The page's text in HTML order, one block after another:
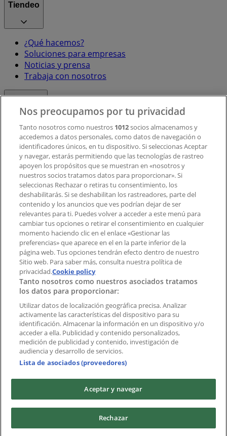
Tiendeo
¿Qué hacemos?
Soluciones para empresas
Noticias y prensa
Trabaja con nosotros
Contacto comercial y de marketing
Tienda mal colocada en el mapa
Notificar un folleto
¿Encontraste un problema en la web o en la
aplicación?
Índices
Marcas
Marcas locales
Negocios
Negocios cercanos
Productos
Productos locales
Ciudades
Descargar la APP Tiendeo
Copyright © Tiendeo ® 2026 · Shopfully Marketing S.L.U. –
Nos preocupamos por tu privacidad
Tanto nosotros como nuestros 1012socios almacenamos y
accedemos a datos personales, como datos de navegación o
identificadores únicos, en tu dispositivo. Si seleccionas Aceptar
y navegar, estarás permitiendo que las tecnologías de rastreo
apoyen los propósitos que se muestran en «nosotros y
nuestros socios tratamos datos para proporcionar». Si
seleccionas Rechazar o retiras tu consentimiento, los
deshabilitarás. Si se deshabilitan los rastreadores, parte del
contenido y los anuncios que ves podrían dejar de ser
relevantes para ti. Puedes volver a acceder a este menú para
cambiar tus opciones o retirar el consentimiento en cualquier
momento haciendo clic en el enlace «Gestionar las
preferencias» que aparece en el en la parte inferior de la
página web. Tus opciones tendrán efecto dentro de nuestro
Sitio web. Para saber más, consulta nuestra política de
privacidad.Cookie policy
Tanto nosotros como nuestros asociados tratamos
los datos para proporcionar:
Utilizar datos de localización geográfica precisa. Analizar
activamente las características del dispositivo para su
identificación. Almacenar la información en un dispositivo y/o
acceder a ella. Publicidad y contenido personalizados,
medición de publicidad y contenido, investigación de
audiencia y desarrollo de servicios.
Lista de asociados (proveedores)
Aceptar y navegar
Rechazar